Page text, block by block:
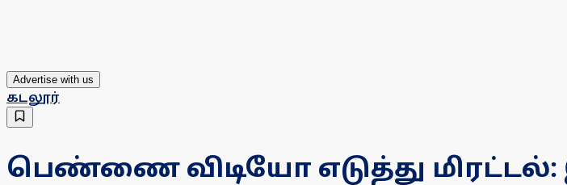
Advertise with us
கடலூர்
பெண்ணை விடியோ எடுத்து மிரட்டல்: